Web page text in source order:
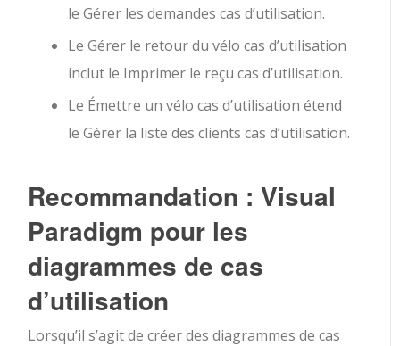
leGérer les demandes cas d’utilisation.
LeGérer le retour du vélo cas d’utilisation
inclut le Imprimer le reçu cas d’utilisation.
Le Émettre un vélo cas d’utilisation étend
leGérer la liste des clients cas d’utilisation.
Recommandation : Visual
Paradigm pour les
diagrammes de cas
d’utilisation
Lorsqu’il s’agit de créer des diagrammes de cas